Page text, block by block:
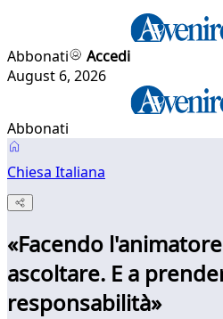
Abbonati
Accedi
August 6, 2026
Abbonati
Chiesa Italiana
«Facendo
ascoltare. E a
responsabilità»